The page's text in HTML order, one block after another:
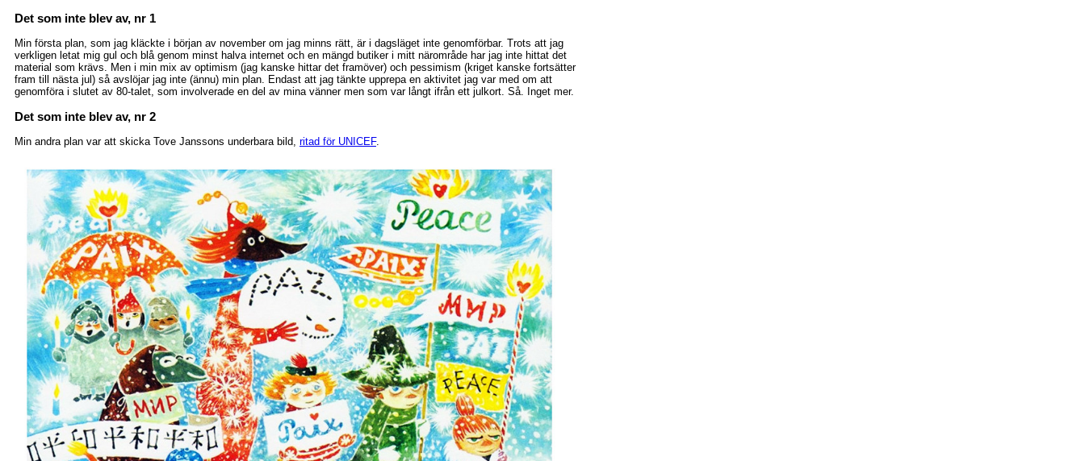
Det som inte blev av, nr 1
Min första plan, som jag kläckte i början av november om jag minns rätt, är i dagsläget inte genomförbar. Trots att jag
verkligen letat mig gul och blå genom minst halva internet och en mängd butiker i mitt närområde har jag inte hittat det
material som krävs. Men i min mix av optimism (jag kanske hittar det framöver) och pessimism (kriget kanske fortsätter
fram till nästa jul) så avslöjar jag inte (ännu) min plan. Endast att jag tänkte upprepa en aktivitet jag var med om att
genomföra i slutet av 80-talet, som involverade en del av mina vänner men som var långt ifrån ett julkort. Så. Inget mer.
Det som inte blev av, nr 2
Min andra plan var att skicka Tove Janssons underbara bild, ritad för UNICEF.